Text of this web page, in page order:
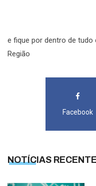
e fique por dentro de tudo
Região
Facebook
NOTÍCIAS